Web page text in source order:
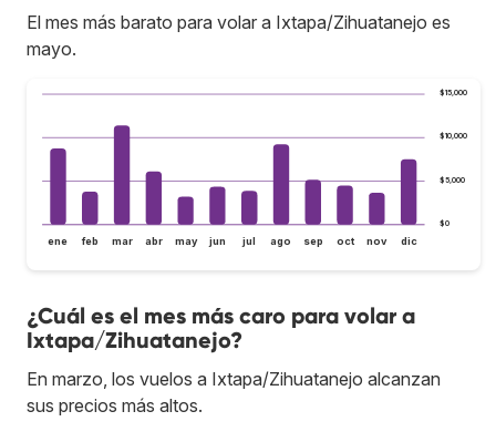
El mes más barato para volar a Ixtapa/Zihuatanejo es
mayo.
$0
$5,000
$10,000
$15,000
ene feb mar abr may jun jul ago sep oct nov dic
¿Cuál es el mes más caro para volar a
Ixtapa/Zihuatanejo?
En marzo, los vuelos a Ixtapa/Zihuatanejo alcanzan
sus precios más altos.